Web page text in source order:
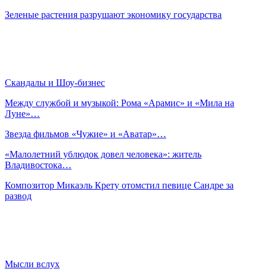
Зеленые растения разрушают экономику государства
Скандалы и Шоу-бизнес
Между службой и музыкой: Рома «Арамис» и «Мила на
Луне»…
Звезда фильмов «Чужие» и «Аватар»…
«Малолетний ублюдок довел человека»: житель
Владивостока…
Композитор Микаэль Крету отомстил певице Сандре за
развод
Мысли вслух